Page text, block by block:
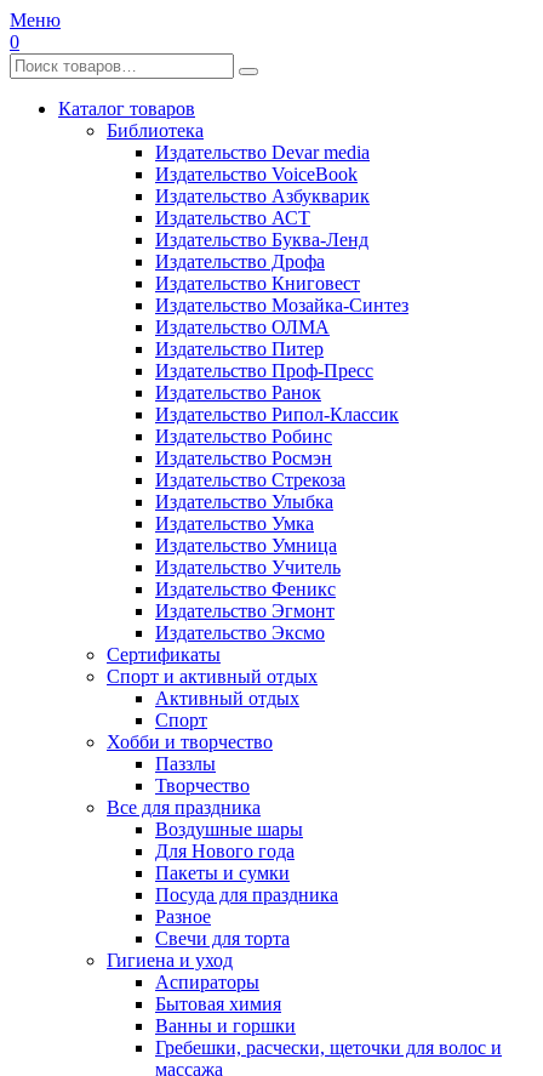
Меню
0
Каталог товаров
Библиотека
Издательство Devar media
Издательство VoiceBook
Издательство Азбукварик
Издательство АСТ
Издательство Буква-Ленд
Издательство Дрофа
Издательство Книговест
Издательство Мозайка-Синтез
Издательство ОЛМА
Издательство Питер
Издательство Проф-Пресс
Издательство Ранок
Издательство Рипол-Классик
Издательство Робинс
Издательство Росмэн
Издательство Стрекоза
Издательство Улыбка
Издательство Умка
Издательство Умница
Издательство Учитель
Издательство Феникс
Издательство Эгмонт
Издательство Эксмо
Сертификаты
Спорт и активный отдых
Активный отдых
Спорт
Хобби и творчество
Паззлы
Творчество
Все для праздника
Воздушные шары
Для Нового года
Пакеты и сумки
Посуда для праздника
Разное
Свечи для торта
Гигиена и уход
Аспираторы
Бытовая химия
Ванны и горшки
Гребешки, расчески, щеточки для волос и
массажа